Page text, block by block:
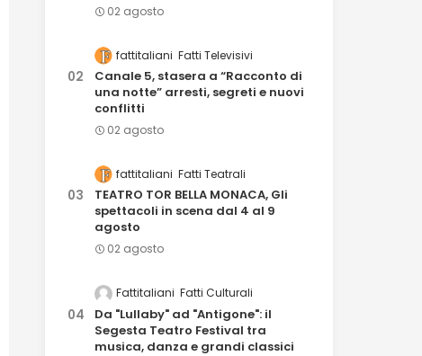
02 agosto
fattitaliani Fatti Televisivi
Canale 5, stasera a “Racconto di
una notte” arresti, segreti e nuovi
conflitti
02 agosto
fattitaliani Fatti Teatrali
TEATRO TOR BELLA MONACA, Gli
spettacoli in scena dal 4 al 9
agosto
02 agosto
Fattitaliani Fatti Culturali
Da "Lullaby" ad "Antigone": il
Segesta Teatro Festival tra
musica, danza e grandi classici